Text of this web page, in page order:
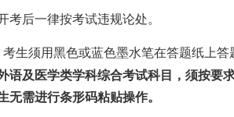
考后一律按考试违规论处。
考生须用黑色或蓝色墨水笔在答题纸上
语及医学类学科综合考试科目，须按要
无需进行条形码粘贴操作。